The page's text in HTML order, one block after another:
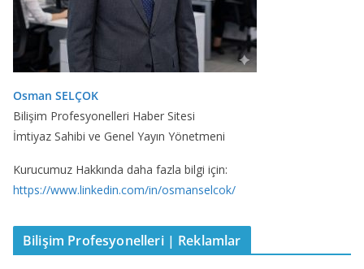
Osman SELÇOK
Bilişim Profesyonelleri Haber Sitesi
İmtiyaz Sahibi ve Genel Yayın Yönetmeni
Kurucumuz Hakkında daha fazla bilgi için:
https://www.linkedin.com/in/osmanselcok/
Bilişim Profesyonelleri | Reklamlar